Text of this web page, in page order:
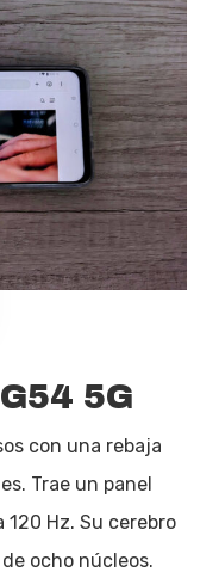
5G
con una rebaja
Trae un panel
120 Hz. Su cerebro
ocho núcleos.